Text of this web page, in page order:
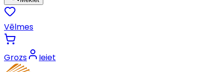
Vēlmes
Grozs Ieiet